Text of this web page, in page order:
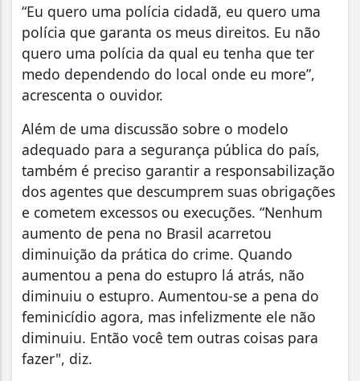
“Eu quero uma polícia cidadã, eu quero uma
polícia que garanta os meus direitos. Eu não
quero uma polícia da qual eu tenha que ter
medo dependendo do local onde eu more”,
acrescenta o ouvidor.
Além de uma discussão sobre o modelo
adequado para a segurança pública do país,
também é preciso garantir a responsabilização
dos agentes que descumprem suas obrigações
e cometem excessos ou execuções. “Nenhum
aumento de pena no Brasil acarretou
diminuição da prática do crime. Quando
aumentou a pena do estupro lá atrás, não
diminuiu o estupro. Aumentou-se a pena do
feminicídio agora, mas infelizmente ele não
diminuiu. Então você tem outras coisas para
fazer", diz.